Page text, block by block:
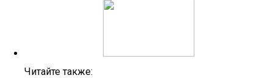
Читайте также: